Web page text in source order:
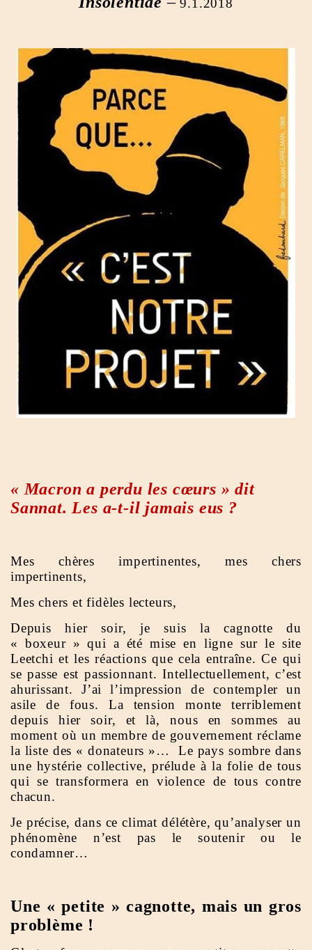
« Macron a perdu les cœurs » dit
Sannat. Les a-t-il jamais eus ?
Mes chères impertinentes, mes chers
impertinents,
Mes chers et fidèles lecteurs,
Depuis hier soir, je suis la cagnotte du
« boxeur » qui a été mise en ligne sur le site
Leetchi et les réactions que cela entraîne. Ce qui
se passe est passionnant. Intellectuellement, c’est
ahurissant. J’ai l’impression de contempler un
asile de fous. La tension monte terriblement
depuis hier soir, et là, nous en sommes au
moment où un membre de gouvernement réclame
la liste des « donateurs »… Le pays sombre dans
une hystérie collective, prélude à la folie de tous
qui se transformera en violence de tous contre
chacun.
Je précise, dans ce climat délétère, qu’analyser un
phénomène n’est pas le soutenir ou le
condamner…
Une « petite » cagnotte, mais un gros
problème !